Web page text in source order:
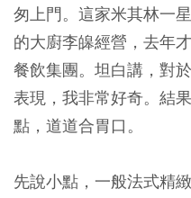
匆上門。這家米其林一
的大廚李皞經營，去年
餐飲集團。坦白講，對
表現，我非常好奇。結
點，道道合胃口。
先說小點，一般法式精